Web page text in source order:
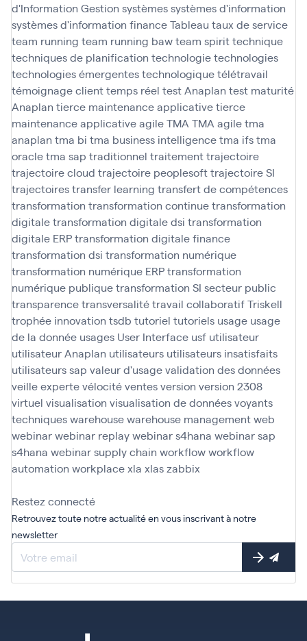
d'Information Gestion systèmessystèmes d'information
systèmes d'information financeTableau taux de service
team running team running bawteam spirittechnique
techniques de planification technologietechnologies
technologies émergentestechnologiquetélétravail
témoignage clienttemps réel test Anaplan test maturité
Anaplan tierce maintenance applicativetierce
maintenance applicative agileTMA TMA agiletma
anaplan tma bi tma business intelligencetma ifstma
oracletma sap traditionnel traitementtrajectoire
trajectoire cloud trajectoire peoplesofttrajectoire SI
trajectoirestransfer learning transfert de compétences
transformation transformation continuetransformation
digitaletransformation digitale dsi transformation
digitale ERPtransformation digitale finance
transformation dsi transformation numérique
transformation numérique ERPtransformation
numérique publiquetransformation SI secteur public
transparencetransversalitétravail collaboratifTriskell
trophée innovation tsdb tutoriel tutoriels usage usage
de la donnée usages User Interface usf utilisateur
utilisateur Anaplan utilisateurs utilisateurs insatisfaits
utilisateurs sap valeur d'usagevalidation des données
veille expertevélocitéventesversion version 2308
virtuel visualisation visualisation de donnéesvoyants
techniqueswarehousewarehouse managementweb
webinarwebinar replaywebinar s4hana webinar sap
s4hana webinar supply chain workflowworkflow
automation workplacexla xlaszabbix
Restez connecté
Retrouvez toute notre actualité en vous inscrivant à notre
newsletter